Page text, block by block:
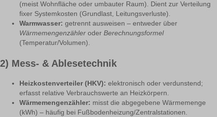
(meist Wohnfläche oder umbauter Raum). Dient zur Verteilung
fixer Systemkosten (Grundlast, Leitungsverluste).
Warmwasser: getrennt ausweisen – entweder über
Wärmemengenzähler oder Berechnungsformel
(Temperatur/Volumen).
2) Mess- & Ablesetechnik
Heizkostenverteiler (HKV): elektronisch oder verdunstend;
erfasst relative Verbrauchswerte an Heizkörpern.
Wärmemengenzähler: misst die abgegebene Wärmemenge
(kWh) – häufig bei Fußbodenheizung/Zentralstationen.